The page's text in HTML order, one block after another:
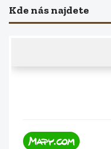
Kde nás najdete